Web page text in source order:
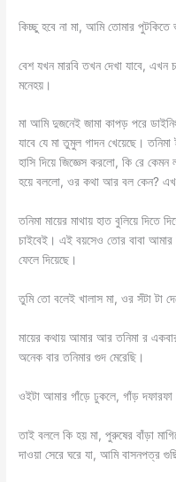
কিচ্ছু হবে না মা, আমি তোমার পুটকিতে
বেশ যখন মারবি তখন দেখা যাবে,
মনেহয়।
মা আমি দুজনেই জামা কাপড় পরে
যাবে যে মা তুমুল গাদন খেয়েছে।
হাসি দিয়ে জিজ্ঞেস করলো, কি রে
হয়ে বললো, ওর কথা আর বল কেন?
তনিমা মায়ের মাথায় হাত বুলিয়ে
চাইবেই। এই বয়সেও তোর বাবা আমার
ফেলে দিয়েছে।
তুমি তো বলেই খালাস মা, ওর সঁটা টা
মায়ের কথায় আমার আর তনিমা র
অনেক বার তনিমার গুদ মেরেছি।
ওইটা আমার গাঁড়ে ঢুকলে, গাঁড় দফারফা
তাই বললে কি হয় মা, পুরুষের বাঁড়া
দাওয়া সেরে ঘরে যা, আমি বাসনপত্র